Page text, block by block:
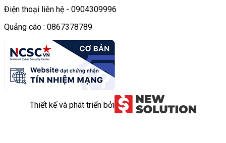
Điện thoại liên hệ - 0904309996
Quảng cáo : 0867378789
Thiết kế và phát triển bởi